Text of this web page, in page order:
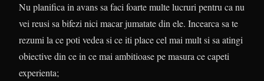
Nu planifica in avans sa faci foarte multe lucruri pentru ca nu
vei reusi sa bifezi nici macar jumatate din ele. Incearca sa te
rezumi la ce poti vedea si ce iti place cel mai mult si sa atingi
obiective din ce in ce mai ambitioase pe masura ce capeti
experienta;